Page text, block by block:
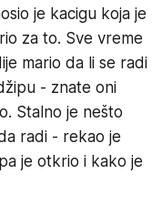
je kacigu koja je
za to. Sve vreme
mario da li se radi
- znate oni
Stalno je nešto
radi - rekao je
je otkrio i kako je